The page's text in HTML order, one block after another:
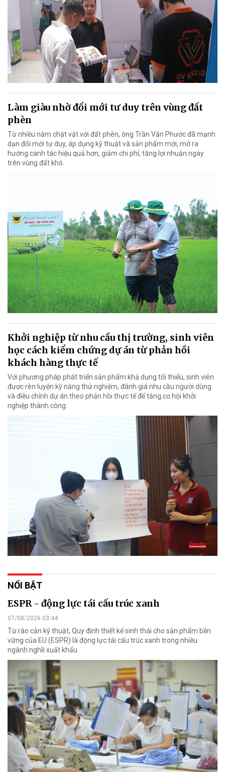
Làm giàu nhờ đổi mới tư duy trên vùng đất
phèn
Từ nhiều năm chật vật với đất phèn, ông Trần Văn Phước đã mạnh
dạn đổi mới tư duy, áp dụng kỹ thuật và sản phẩm mới, mở ra
hướng canh tác hiệu quả hơn, giảm chi phí, tăng lợi nhuận ngay
trên vùng đất khó.
Khởi nghiệp từ nhu cầu thị trường, sinh viên
học cách kiểm chứng dự án từ phản hồi
khách hàng thực tế
Với phương pháp phát triển sản phẩm khả dụng tối thiểu, sinh viên
được rèn luyện kỹ năng thử nghiệm, đánh giá nhu cầu người dùng
và điều chỉnh dự án theo phản hồi thực tế để tăng cơ hội khởi
nghiệp thành công.
NỔI BẬT
ESPR - động lực tái cấu trúc xanh
07/08/2026 03:44
Từ rào cản kỹ thuật, Quy định thiết kế sinh thái cho sản phẩm bền
vững của EU (ESPR) là động lực tái cấu trúc xanh trong nhiều
ngành nghề xuất khẩu.